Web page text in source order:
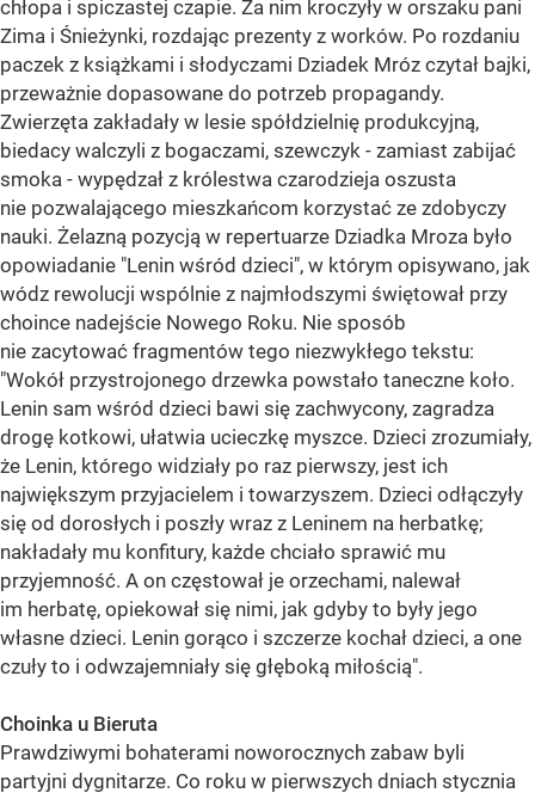
chłopa i spiczastej czapie. Za nim kroczyły w orszaku pani
Zima i Śnieżynki, rozdając prezenty z worków. Po rozdaniu
paczek z książkami i słodyczami Dziadek Mróz czytał bajki,
przeważnie dopasowane do potrzeb propagandy.
Zwierzęta zakładały w lesie spółdzielnię produkcyjną,
biedacy walczyli z bogaczami, szewczyk - zamiast zabijać
smoka - wypędzał z królestwa czarodzieja oszusta
nie pozwalającego mieszkańcom korzystać ze zdobyczy
nauki. Żelazną pozycją w repertuarze Dziadka Mroza było
opowiadanie "Lenin wśród dzieci", w którym opisywano, jak
wódz rewolucji wspólnie z najmłodszymi świętował przy
choince nadejście Nowego Roku. Nie sposób
nie zacytować fragmentów tego niezwykłego tekstu:
"Wokół przystrojonego drzewka powstało taneczne koło.
Lenin sam wśród dzieci bawi się zachwycony, zagradza
drogę kotkowi, ułatwia ucieczkę myszce. Dzieci zrozumiały,
że Lenin, którego widziały po raz pierwszy, jest ich
największym przyjacielem i towarzyszem. Dzieci odłączyły
się od dorosłych i poszły wraz z Leninem na herbatkę;
nakładały mu konfitury, każde chciało sprawić mu
przyjemność. A on częstował je orzechami, nalewał
im herbatę, opiekował się nimi, jak gdyby to były jego
własne dzieci. Lenin gorąco i szczerze kochał dzieci, a one
czuły to i odwzajemniały się głęboką miłością".
Choinka u Bieruta
Prawdziwymi bohaterami noworocznych zabaw byli
partyjni dygnitarze. Co roku w pierwszych dniach stycznia